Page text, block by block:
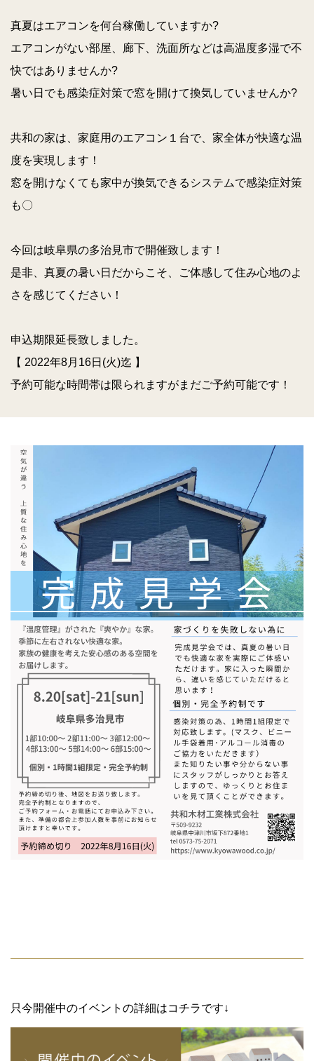
真夏はエアコンを何台稼働していますか?
エアコンがない部屋、廊下、洗面所などは高温度多湿で不
快ではありませんか?
暑い日でも感染症対策で窓を開けて換気していませんか?
共和の家は、家庭用のエアコン１台で、家全体が快適な温
度を実現します！
窓を開けなくても家中が換気できるシステムで感染症対策
も〇
今回は岐阜県の多治見市で開催致します！
是非、真夏の暑い日だからこそ、ご体感して住み心地のよ
さを感じてください！
申込期限延長致しました。
【 2022年8月16日(火)迄 】
予約可能な時間帯は限られますがまだご予約可能です！
只今開催中のイベントの詳細はコチラです↓